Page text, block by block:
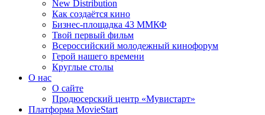
New Distribution
Как создаётся кино
Бизнес-площадка 43 ММКФ
Твой первый фильм
Всероссийский молодежный кинофорум
Герой нашего времени
Круглые столы
О нас
О сайте
Продюсерский центр «Мувистарт»
Платформа MovieStart